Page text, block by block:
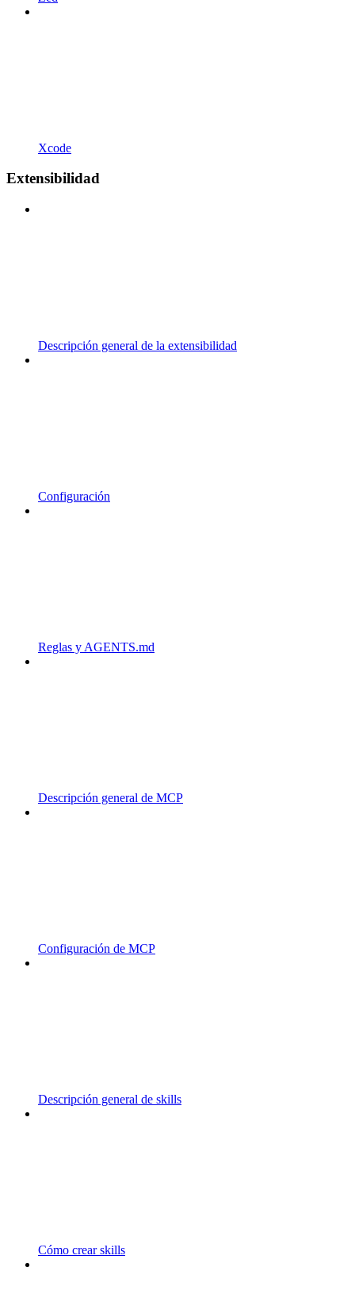
Xcode
Extensibilidad
Descripción general de la extensibilidad
Configuración
Reglas y AGENTS.md
Descripción general de MCP
Configuración de MCP
Descripción general de skills
Cómo crear skills